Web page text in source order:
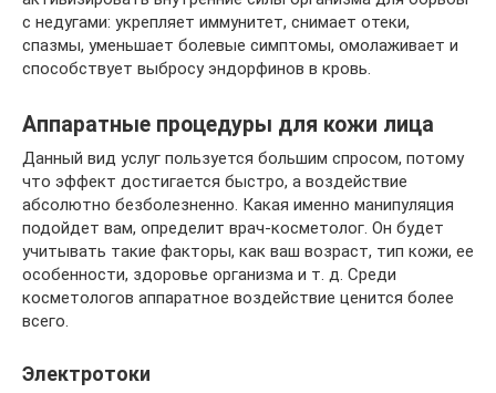
с недугами: укрепляет иммунитет, снимает отеки,
спазмы, уменьшает болевые симптомы, омолаживает и
способствует выбросу эндорфинов в кровь.
Аппаратные процедуры для кожи лица
Данный вид услуг пользуется большим спросом, потому
что эффект достигается быстро, а воздействие
абсолютно безболезненно. Какая именно манипуляция
подойдет вам, определит врач-косметолог. Он будет
учитывать такие факторы, как ваш возраст, тип кожи, ее
особенности, здоровье организма и т. д. Среди
косметологов аппаратное воздействие ценится более
всего.
Электротоки